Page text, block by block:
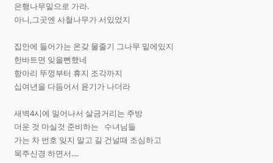
은행나무밑으로 가라.
아니,그곳엔 사철나무가 서있었지
집안에 들어가는 온갖 물줄기 그나무 밑에있지
한바트면 잊을뻔했네
항아리 뚜껑부터 휴지 조각까지
십여년을 다듬어서 윤기가 나더라
새벽4시에 일어나서 살금거리는 주방
더운 것 마실것 준비하는 수녀님들
가는 차 번호 잊지 말고 길 건널때 조심하고
묵주신경 하면서....